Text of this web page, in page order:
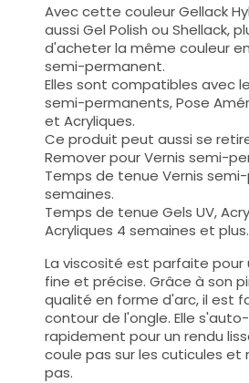
Avec cette couleur Gellack
aussi Gel Polish ou Shellack,
d'acheter la même couleur
semi-permanent.
Elles sont compatibles avec
semi-permanents, Pose
et Acryliques.
Ce produit peut aussi se
Remover pour Vernis semi-
Temps de tenue Vernis
semaines.
Temps de tenue Gels UV,
Acryliques 4 semaines et plus.
La viscosité est parfaite pour
fine et précise. Grâce à son
qualité en forme d'arc, il est
contour de l'ongle. Elle
rapidement pour un rendu
coule pas sur les cuticules
pas.